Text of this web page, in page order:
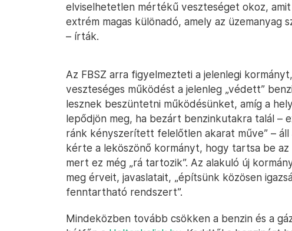
elviselhetetlen mértékű veszteséget okoz,
extrém magas különadó, amely az üzemanyag
– írták.
Az FBSZ arra figyelmezteti a jelenlegi
veszteséges működést a jelenleg „védett”
lesznek beszüntetni működésünket, amíg a
lepődjön meg, ha bezárt benzinkutakra talál –
ránk kényszerített felelőtlen akarat műve” –
kérte a leköszönő kormányt, hogy tartsa be
mert ez még „rá tartozik”. Az alakuló új
meg érveit, javaslatait, „építsünk közösen
fenntartható rendszert”.
Mindeközben tovább csökken a benzin és a